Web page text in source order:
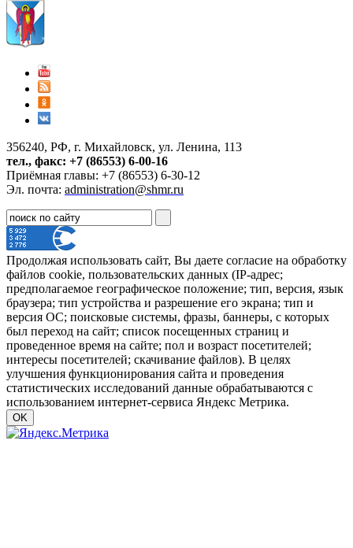
356240, РФ, г. Михайловск, ул. Ленина, 113
тел., факс: +7 (86553) 6-00-16
Приёмная главы: +7 (86553) 6-30-12
Эл. почта: administration@shmr.ru
Продолжая использовать сайт, Вы даете согласие на обработку
файлов cookie, пользовательских данных (IP-адрес;
предполагаемое географическое положение; тип, версия, язык
браузера; тип устройства и разрешение его экрана; тип и
версия ОС; поисковые системы, фразы, баннеры, с которых
был переход на сайт; список посещенных страниц и
проведенное время на сайте; пол и возраст посетителей;
интересы посетителей; скачивание файлов). В целях
улучшения функционирования сайта и проведения
статистических исследований данные обрабатываются с
использованием интернет-сервиса Яндекс Метрика.
OK